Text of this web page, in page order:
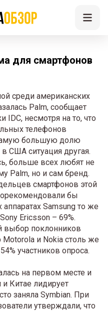
для смартфонов
среди американских
Palm, сообщает
IDC, несмотря на то, что
телефонов
большую долю
США ситуация другая.
больше всех любят не
Palm, но и сам бренд.
смартфонов этой
бы
Samsung то же
Ericsson – 69%.
выбор поклонников
Motorola и Nokia столь же
участников опроса.
на первом месте и
Китае лидирует
заняла Symbian. При
утверждали, что